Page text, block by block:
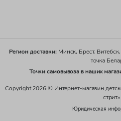
Регион доставки:Минск, Брест,
точка
Точки самовывоза в наших
Copyright 2026 © Интернет-магазин
стрит»
Юридическая